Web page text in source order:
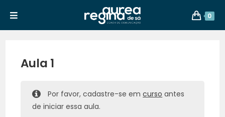
0
Aula 1
Por favor, cadastre-se emcurso antes
de iniciar essa aula.